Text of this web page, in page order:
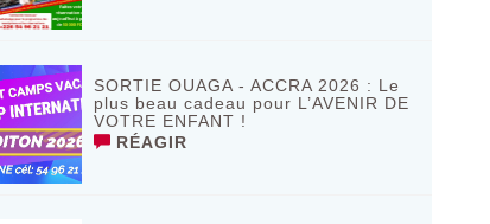
SORTIE OUAGA - ACCRA 2026 : Le
plus beau cadeau pour L’AVENIR DE
VOTRE ENFANT !
RÉAGIR